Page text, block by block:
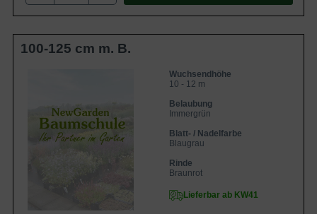
100-125 cm m. B.
Wuchsendhöhe
10 - 12 m
Belaubung
Immergrün
Blatt- / Nadelfarbe
Blaugrau
Rinde
Braunrot
Lieferbar ab KW41